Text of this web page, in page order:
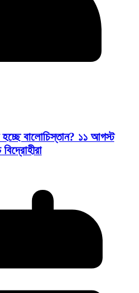
হচ্ছে বালোচিস্তান? ১১ আগস্ট